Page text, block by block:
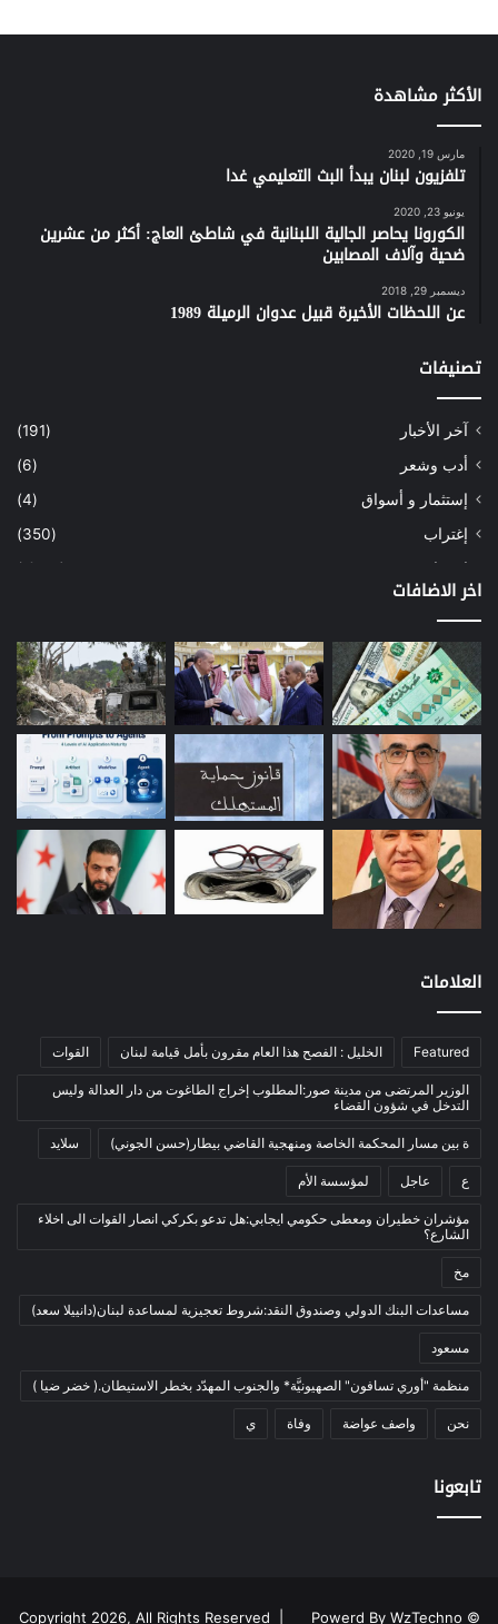
الأكثر مشاهدة
مارس 19, 2020
تلفزيون لبنان يبدأ البث التعليمي غدا
يونيو 23, 2020
الكورونا يحاصر الجالية اللبنانية في شاطئ العاج: أكثر من عشرين
ضحية وآلاف المصابين
ديسمبر 29, 2018
عن اللحظات الأخيرة قبيل عدوان الرميلة 1989
تصنيفات
آخر الأخبار
(191)
أدب وشعر
(6)
إستثمار و أسواق
(4)
إغتراب
(350)
إقتصاد
(1٬041)
إعمار
(3)
بيئة
(16)
دراسة
(24)
طاقة
(12)
مصارف
(168)
معادن
(1)
موازنة
نفط
اتصالات
(26)
الرئيسية
العالم العربي
المحكمة الخاصة
بيئة
أدب وشعر
(133)
إعلام
بروفايل
فنون
في مثل هذا اليوم
(79)
قصة
نقاش
اخر الاضافات
العلامات
Featured الخليل : الفصح هذا العام مقرون بأمل قيامة لبنان القوات
الوزير المرتضى من مدينة صور:المطلوب إخراج الطاغوت من دار العدالة وليس
التدخل في شؤون القضاء
ة بين مسار المحكمة الخاصة ومنهجية القاضي بيطار(حسن الجوني) سلايد
ع عاجل لمؤسسة الأم
مؤشران خطيران ومعطى حكومي ايجابي:هل تدعو بكركي انصار القوات الى اخلاء
الشارع؟
مخ
مساعدات البنك الدولي وصندوق النقد:شروط تعجيزية لمساعدة لبنان(دانييلا سعد)
مسعود
منظمة "أوري تسافون" الصهيونيَّة* والجنوب المهدّد بخطر الاستيطان.( خضر ضيا )
نحن واصف عواضة وفاة ي
تابعونا
© Copyright 2026, All Rights Reserved |
Powerd By WzTechno